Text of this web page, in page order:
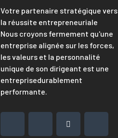
Votre partenaire stratégique vers
la réussite entrepreneuriale
Nous croyons fermement qu'une
entreprise alignée sur les forces,
les valeurs et la personnalité
unique de son dirigeant est une
entreprisedurablement
performante.